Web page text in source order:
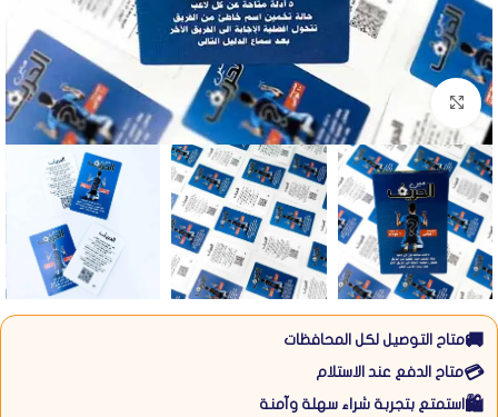
Click to enlarge
🚚متاح التوصيل لكل المحافظات
💳متاح الدفع عند الاستلام
🛍️ استمتع بتجربة شراء سهلة وآمنة